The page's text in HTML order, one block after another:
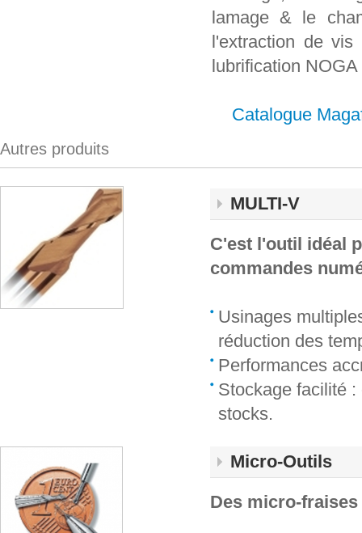
lamage & le
l'extraction de
lubrification NOGA
Catalogue
Autres produits
MULTI-V
C'est l'outil idéal
commandes
Usinages
réduction des
Performances
Stockage facilité
stocks.
Micro-Outils
Des micro-